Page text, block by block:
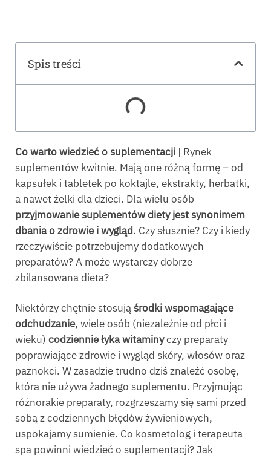
Spis treści
Co warto wiedzieć o suplementacji | Rynek
suplementów kwitnie. Mają one różną formę – od
kapsułek i tabletek po koktajle, ekstrakty, herbatki,
a nawet żelki dla dzieci. Dla wielu osób
przyjmowanie suplementów diety jest synonimem
dbania o zdrowie i wygląd. Czy słusznie? Czy i kiedy
rzeczywiście potrzebujemy dodatkowych
preparatów? A może wystarczy dobrze
zbilansowana dieta?
Niektórzy chętnie stosująśrodki wspomagające
odchudzanie, wiele osób (niezależnie od płci i
wieku) codziennie łyka witaminyczy preparaty
poprawiające zdrowie i wygląd skóry, włosów oraz
paznokci. W zasadzie trudno dziś znaleźć osobę,
która nie używa żadnego suplementu. Przyjmując
różnorakie preparaty, rozgrzeszamy się sami przed
sobą z codziennych błędów żywieniowych,
uspokajamy sumienie. Co kosmetolog i terapeuta
spa powinni wiedzieć o suplementacji? Jak